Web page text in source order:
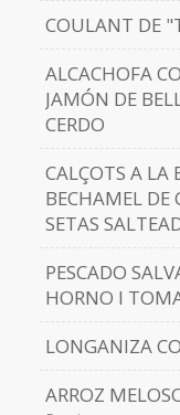
COULANT DE
ALCACHOFA
JAMÓN DE
CERDO
CALÇOTS A LA
BECHAMEL DE
SETAS
PESCADO
HORNO I
LONGANIZA
ARROZ